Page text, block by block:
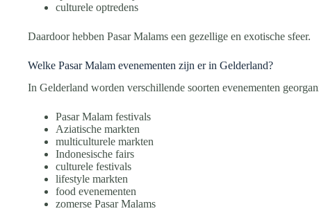
culturele optredens
Daardoor hebben Pasar Malams een gezellige en exotische sfeer.
Welke Pasar Malam evenementen zijn er in Gelderland?
In Gelderland worden verschillende soorten evenementen
Pasar Malam festivals
Aziatische markten
multiculturele markten
Indonesische fairs
culturele festivals
lifestyle markten
food evenementen
zomerse Pasar Malams